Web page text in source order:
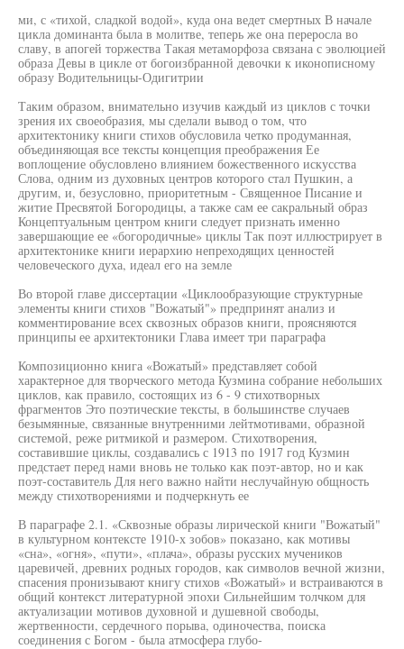
ми, с «тихой, сладкой водой», куда она ведет смертных В начале
цикла доминанта была в молитве, теперь же она переросла во
славу, в апогей торжества Такая метаморфоза связана с эволюцией
образа Девы в цикле от богоизбранной девочки к иконописному
образу Водительницы-Одигитрии
Таким образом, внимательно изучив каждый из циклов с точки
зрения их своеобразия, мы сделали вывод о том, что
архитектонику книги стихов обусловила четко продуманная,
объединяющая все тексты концепция преображения Ее
воплощение обусловлено влиянием божественного искусства
Слова, одним из духовных центров которого стал Пушкин, а
другим, и, безусловно, приоритетным - Священное Писание и
житие Пресвятой Богородицы, а также сам ее сакральный образ
Концептуальным центром книги следует признать именно
завершающие ее «богородичные» циклы Так поэт иллюстрирует в
архитектонике книги иерархию непреходящих ценностей
человеческого духа, идеал его на земле
Во второй главе диссертации «Циклообразующие структурные
элементы книги стихов "Вожатый"» предпринят анализ и
комментирование всех сквозных образов книги, проясняются
принципы ее архитектоники Глава имеет три параграфа
Композиционно книга «Вожатый» представляет собой
характерное для творческого метода Кузмина собрание небольших
циклов, как правило, состоящих из 6 - 9 стихотворных
фрагментов Это поэтические тексты, в большинстве случаев
безымянные, связанные внутренними лейтмотивами, образной
системой, реже ритмикой и размером. Стихотворения,
составившие циклы, создавались с 1913 по 1917 год Кузмин
предстает перед нами вновь не только как поэт-автор, но и как
поэт-составитель Для него важно найти неслучайную общность
между стихотворениями и подчеркнуть ее
В параграфе 2.1. «Сквозные образы лирической книги "Вожатый"
в культурном контексте 1910-х зобов» показано, как мотивы
«сна», «огня», «пути», «плача», образы русских мучеников
царевичей, древних родных городов, как символов вечной жизни,
спасения пронизывают книгу стихов «Вожатый» и встраиваются в
общий контекст литературной эпохи Сильнейшим толчком для
актуализации мотивов духовной и душевной свободы,
жертвенности, сердечного порыва, одиночества, поиска
соединения с Богом - была атмосфера глубо-